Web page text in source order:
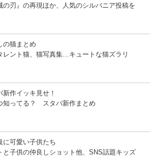
の刃』の再現ほか、人気のシルバニア投稿を
の猫まとめ
レント猫、猫写真集…キュートな猫ズラリ
新作イッキ見せ！
知ってる？ スタバ新作まとめ
に可愛い子供たち
と子供の仲良しショット他、SNS話題キッズ